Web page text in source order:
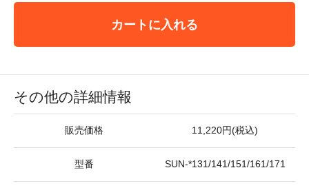
カートに入れる
その他の詳細情報
販売価格 11,220円(税込)
型番 SUN-*131/141/151/161/171